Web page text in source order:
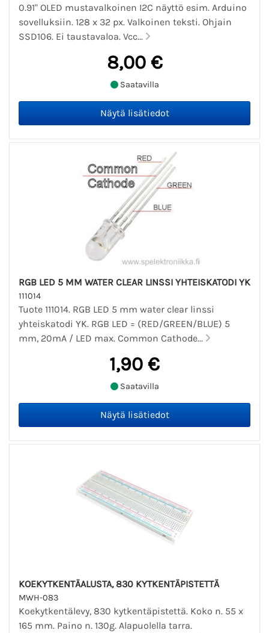
0.91" OLED mustavalkoinen I2C näyttö esim. Arduino
sovelluksiin. 128 x 32 px. Valkoinen teksti. Ohjain
SSD106. Ei taustavaloa. Vcc...
8,00 €
Saatavilla
RGB LED 5 MM WATER CLEAR LINSSI YHTEISKATODI YK
111014
Tuote 111014. RGB LED 5 mm water clear linssi
yhteiskatodi YK. RGB LED = (RED/GREEN/BLUE) 5
mm, 20mA / LED max. Common Cathode...
1,90 €
Saatavilla
KOEKYTKENTÄALUSTA, 830 KYTKENTÄPISTETTÄ
MWH-083
Koekytkentälevy, 830 kytkentäpistettä. Koko n. 55 x
165 mm. Paino n. 130g. Alapuolella tarra.